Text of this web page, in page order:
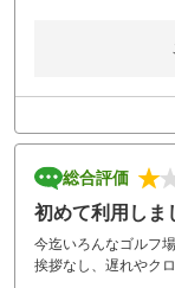
総合評価
初めて利用しま
今迄いろんなゴルフ
挨拶なし、遅れやク